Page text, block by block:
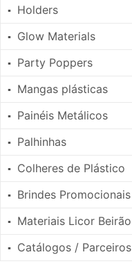
▪ Holders
▪ Glow Materials
▪ Party Poppers
▪ Mangas plásticas
▪ Painéis Metálicos
▪ Palhinhas
▪ Colheres de Plástico
▪ Brindes Promocionais
▪ Materiais Licor Beirão
▪ Catálogos / Parceiros